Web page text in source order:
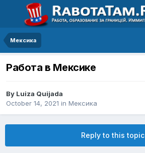
Мексика
Работа в Мексике
By Luiza Quijada
October 14, 2021 in Мексика
Reply to this topic